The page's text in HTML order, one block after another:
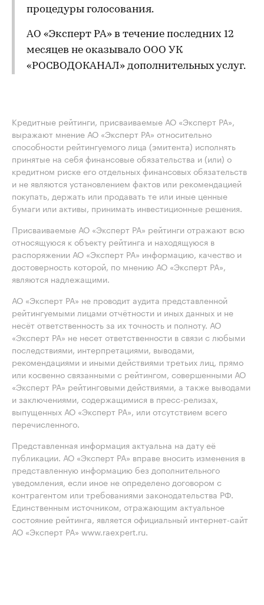
процедуры голосования.
АО «Эксперт РА» в течение последних 12
месяцев не оказывало ООО УК
«РОСВОДОКАНАЛ» дополнительных услуг.
Кредитные рейтинги, присваиваемые АО «Эксперт РА»,
выражают мнение АО «Эксперт РА» относительно
способности рейтингуемого лица (эмитента) исполнять
принятые на себя финансовые обязательства и (или) о
кредитном риске его отдельных финансовых обязательств
и не являются установлением фактов или рекомендацией
покупать, держать или продавать те или иные ценные
бумаги или активы, принимать инвестиционные решения.
Присваиваемые АО «Эксперт РА» рейтинги отражают всю
относящуюся к объекту рейтинга и находящуюся в
распоряжении АО «Эксперт РА» информацию, качество и
достоверность которой, по мнению АО «Эксперт РА»,
являются надлежащими.
АО «Эксперт РА» не проводит аудита представленной
рейтингуемыми лицами отчётности и иных данных и не
несёт ответственность за их точность и полноту. АО
«Эксперт РА» не несет ответственности в связи с любыми
последствиями, интерпретациями, выводами,
рекомендациями и иными действиями третьих лиц, прямо
или косвенно связанными с рейтингом, совершенными АО
«Эксперт РА» рейтинговыми действиями, а также выводами
и заключениями, содержащимися в пресс-релизах,
выпущенных АО «Эксперт РА», или отсутствием всего
перечисленного.
Представленная информация актуальна на дату её
публикации. АО «Эксперт РА» вправе вносить изменения в
представленную информацию без дополнительного
уведомления, если иное не определено договором с
контрагентом или требованиями законодательства РФ.
Единственным источником, отражающим актуальное
состояние рейтинга, является официальный интернет-сайт
АО «Эксперт РА» www.raexpert.ru.